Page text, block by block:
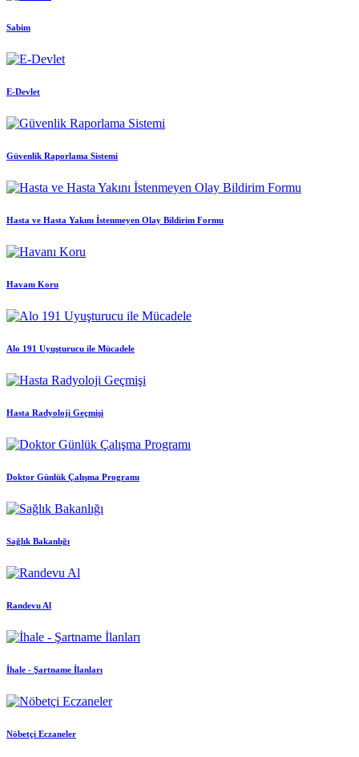
Sabim
E-Devlet
Güvenlik Raporlama Sistemi
Hasta ve Hasta Yakını İstenmeyen Olay Bildirim Formu
Havanı Koru
Alo 191 Uyuşturucu ile Mücadele
Hasta Radyoloji Geçmişi
Doktor Günlük Çalışma Programı
Sağlık Bakanlığı
Randevu Al
İhale - Şartname İlanları
Nöbetçi Eczaneler